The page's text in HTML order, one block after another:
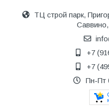
ТЦ строй парк,
+7
+7
Пн-Пт